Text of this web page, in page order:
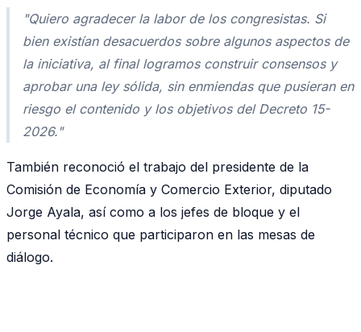
"Quiero agradecer la labor de los congresistas. Si
bien existían desacuerdos sobre algunos aspectos de
la iniciativa, al final logramos construir consensos y
aprobar una ley sólida, sin enmiendas que pusieran en
riesgo el contenido y los objetivos del Decreto 15-
2026."
También reconoció el trabajo del presidente de la
Comisión de Economía y Comercio Exterior, diputado
Jorge Ayala, así como a los jefes de bloque y el
personal técnico que participaron en las mesas de
diálogo.